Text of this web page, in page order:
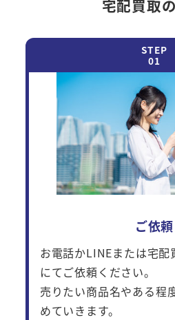
宅配買取
ご依頼
お電話かLINEまたは宅配
にてご依頼ください。
売りたい商品名やある程
めていきます。